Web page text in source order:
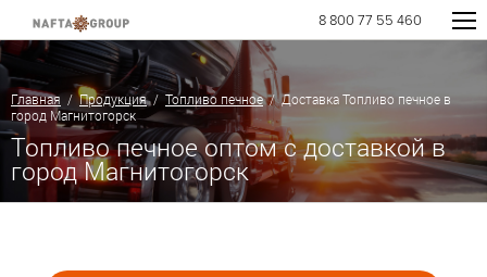
8 800 77 55 460
Главная /Продукция/ Топливо печное/ Доставка Топливо печное в
город Магнитогорск
Топливо печное оптом с доставкой в
город Магнитогорск